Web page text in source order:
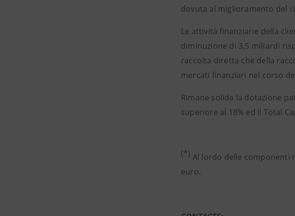
dovuta al miglioramento del
Le attività finanziarie della
diminuzione di 3,5 miliardi
raccolta diretta che della
mercati finanziari nel corso
Rimane solida la dotazione
superiore al 18% ed il Total
(*) Al lordo delle componenti
euro.